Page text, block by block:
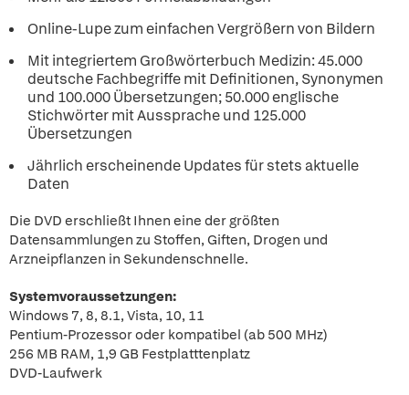
Online-Lupe zum einfachen Vergrößern von Bildern
Mit integriertem Großwörterbuch Medizin: 45.000
deutsche Fachbegriffe mit Definitionen, Synonymen
und 100.000 Übersetzungen; 50.000 englische
Stichwörter mit Aussprache und 125.000
Übersetzungen
Jährlich erscheinende Updates für stets aktuelle
Daten
Die DVD erschließt Ihnen eine der größten
Datensammlungen zu Stoffen, Giften, Drogen und
Arzneipflanzen in Sekundenschnelle.
Systemvoraussetzungen:
Windows 7, 8, 8.1, Vista, 10, 11
Pentium-Prozessor oder kompatibel (ab 500 MHz)
256 MB RAM, 1,9 GB Festplatttenplatz
DVD-Laufwerk